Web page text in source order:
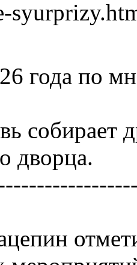
года по
собирает
дворца.